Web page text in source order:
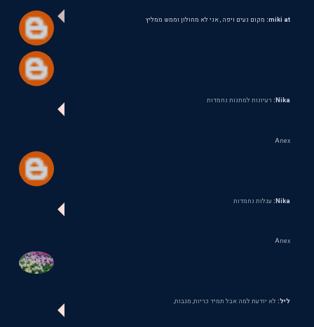
miki at: מקום נעים ויפה , אני לא מחולון וממש ממליץ
Nika: רעיונות למתנות נחמדות
Anex
Nika: עגלות נחמדות
Anex
ליל: לא יודעת למה אבל תמיד כריות, מגבות,